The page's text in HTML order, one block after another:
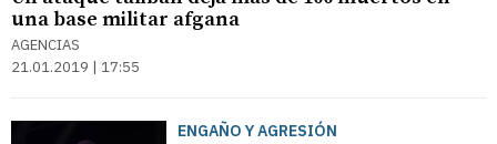
una base militar afgana
AGENCIAS
21.01.2019 | 17:55
ENGAÑO Y AGRESIÓN